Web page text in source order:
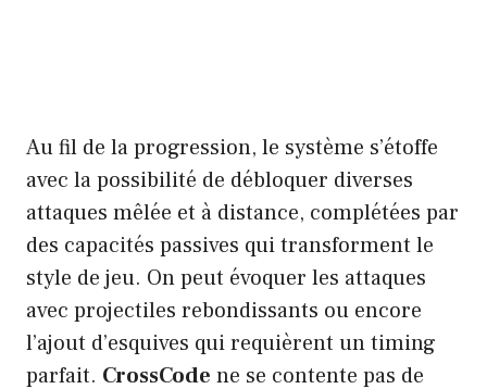
Au fil de la progression, le système s’étoffe
avec la possibilité de débloquer diverses
attaques mêlée et à distance, complétées par
des capacités passives qui transforment le
style de jeu. On peut évoquer les attaques
avec projectiles rebondissants ou encore
l’ajout d’esquives qui requièrent un timing
parfait. CrossCode ne se contente pas de